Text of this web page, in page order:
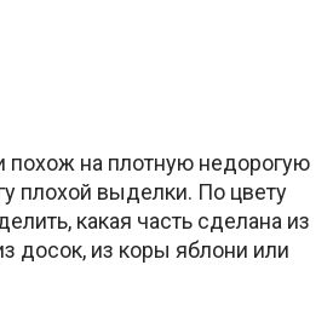
похож на плотную недорогую
плохой выделки. По цвету
какая часть сделана из
досок, из коры яблони или